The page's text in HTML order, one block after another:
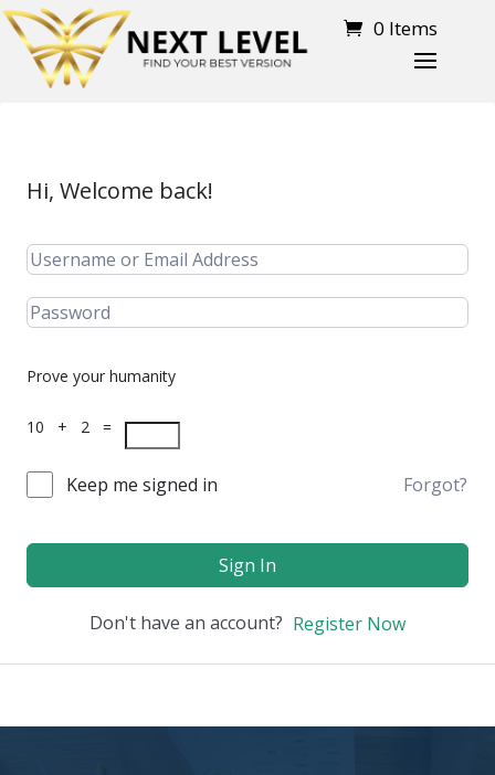
0 Items
Hi, Welcome back!
Prove your humanity
10 + 2 =
Keep me signed in Forgot?
Sign In
Don't have an account? Register Now